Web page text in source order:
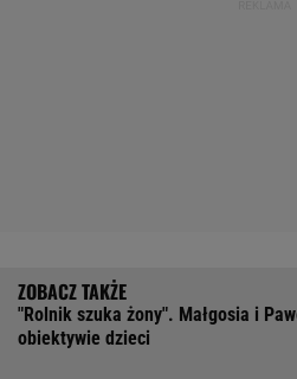
"Rolnik szuka żony". Małgosia i
obiektywie dzieci